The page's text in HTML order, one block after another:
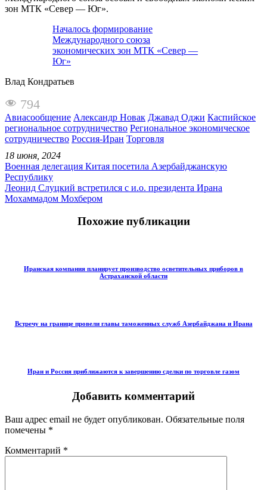
зон МТК «Север — Юг».
Началось формирование
Международного союза
экономических зон МТК «Север —
Юг»
Влад Кондратьев
794
Авиасообщение Александр Новак Джавад Оджи Каспийское
региональное сотрудничество Региональное экономическое
сотрудничество Россия-Иран Торговля
18 июня, 2024
Военная делегация Китая посетила Азербайджанскую
Республику
Леонид Слуцкий встретился с и.о. президента Ирана
Мохаммадом Мохбером
Похожие публикации
Иранская компания планирует производство осветительных приборов в
Астраханской области
Встречу на границе провели главы таможенных служб Азербайджана и Ирана
Иран и Россия приближаются к завершению сделки по торговле газом
Добавить комментарий
Ваш адрес email не будет опубликован. Обязательные поля
помечены *
Комментарий *